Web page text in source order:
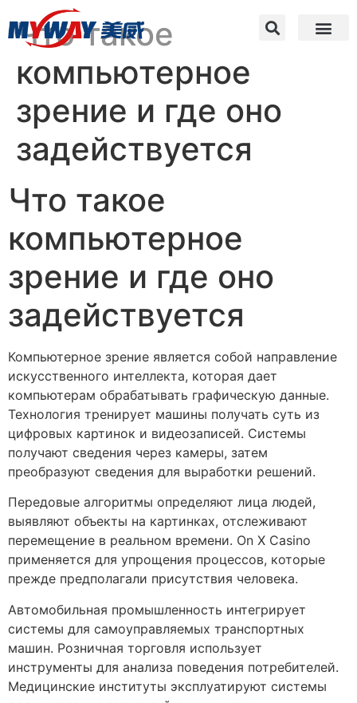
Что такое
компьютерное
зрение и где оно
задействуется
Что такое
компьютерное
зрение и где оно
задействуется
Компьютерное зрение является собой направление
искусственного интеллекта, которая дает
компьютерам обрабатывать графическую данные.
Технология тренирует машины получать суть из
цифровых картинок и видеозаписей. Системы
получают сведения через камеры, затем
преобразуют сведения для выработки решений.
Передовые алгоритмы определяют лица людей,
выявляют объекты на картинках, отслеживают
перемещение в реальном времени. On X Casino
применяется для упрощения процессов, которые
прежде предполагали присутствия человека.
Автомобильная промышленность интегрирует
системы для самоуправляемых транспортных
машин. Розничная торговля использует
инструменты для анализа поведения потребителей.
Медицинские институты эксплуатируют системы